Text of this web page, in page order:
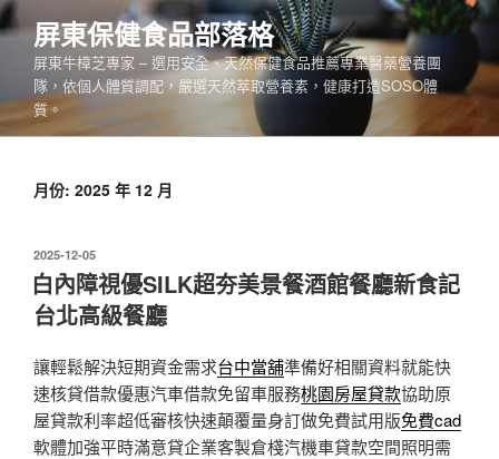
跳
至
內
屏東保健食品部落格
屏東牛樟芝專家 – 選用安全、天然保健食品推薦專業醫藥營養團
隊，依個人體質調配，嚴選天然萃取營養素，健康打造SOSO體
質。
月份: 2025 年 12 月
發
佈
於
2025-12-05
白內障視優SILK超夯美景餐酒館餐廳新食記
台北高級餐廳
讓輕鬆解決短期資金需求台中當舖準備好相關資料就能快
速核貸借款優惠汽車借款免留車服務桃園房屋貸款協助原
屋貸款利率超低審核快速顛覆量身訂做免費試用版免費cad
軟體加強平時滿意貸企業客製倉棧汽機車貸款空間照明需